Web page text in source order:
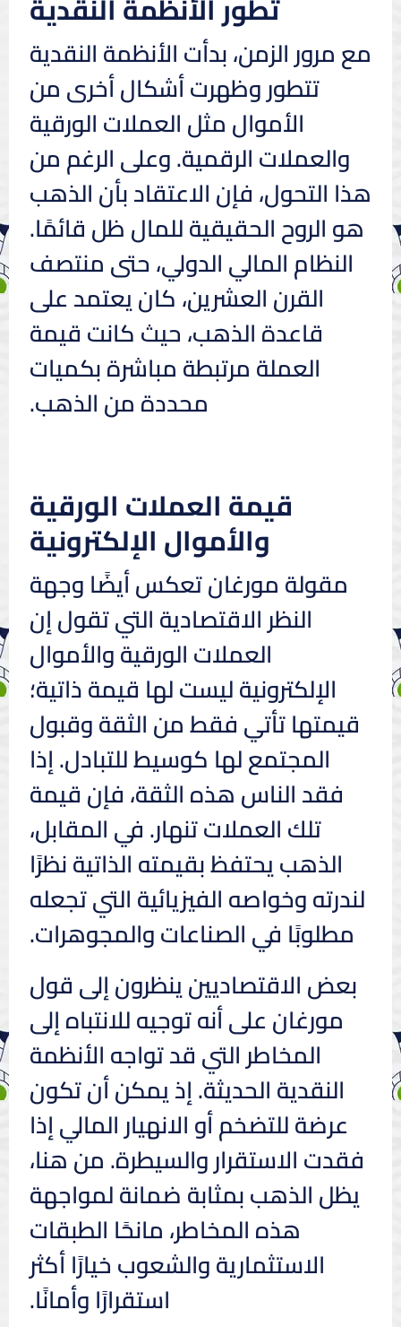
مع مرور الزمن، بدأت الأنظمة النقدية
تتطور وظهرت أشكال أخرى من
الأموال مثل العملات الورقية
والعملات الرقمية. وعلى الرغم من
هذا التحول، فإن الاعتقاد بأن الذهب
هو الروح الحقيقية للمال ظل قائمًا.
النظام المالي الدولي، حتى منتصف
القرن العشرين، كان يعتمد على
قاعدة الذهب، حيث كانت قيمة
العملة مرتبطة مباشرة بكميات
محددة من الذهب.
قيمة العملات الورقية
والأموال الإلكترونية
مقولة مورغان تعكس أيضًا وجهة
النظر الاقتصادية التي تقول إن
العملات الورقية والأموال
الإلكترونية ليست لها قيمة ذاتية؛
قيمتها تأتي فقط من الثقة وقبول
المجتمع لها كوسيط للتبادل. إذا
فقد الناس هذه الثقة، فإن قيمة
تلك العملات تنهار. في المقابل،
الذهب يحتفظ بقيمته الذاتية نظرًا
لندرته وخواصه الفيزيائية التي تجعله
مطلوبًا في الصناعات والمجوهرات.
بعض الاقتصاديين ينظرون إلى قول
مورغان على أنه توجيه للانتباه إلى
المخاطر التي قد تواجه الأنظمة
النقدية الحديثة. إذ يمكن أن تكون
عرضة للتضخم أو الانهيار المالي إذا
فقدت الاستقرار والسيطرة. من هنا،
يظل الذهب بمثابة ضمانة لمواجهة
هذه المخاطر، مانحًا الطبقات
الاستثمارية والشعوب خيارًا أكثر
استقرارًا وأمانًا.